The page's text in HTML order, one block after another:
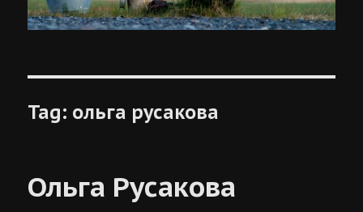
Tag: ольга русакова
Ольга Русакова